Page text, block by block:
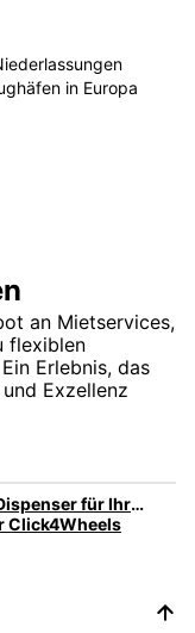
in Europa
an Mietservices,
flexiblen
Erlebnis, das
Exzellenz
Der Key Dispenser für Ihre Geschäftsreise
Click4Wheels